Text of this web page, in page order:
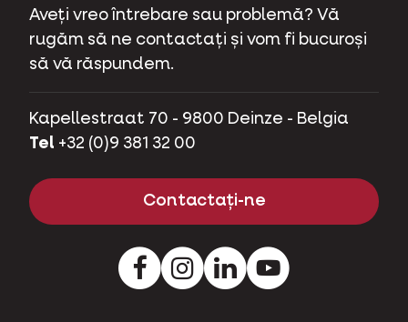
Aveți vreo întrebare sau problemă? Vă
rugăm să ne contactați și vom fi bucuroși
să vă răspundem.
Kapellestraat 70 - 9800 Deinze - Belgia
Tel +32 (0)9 381 32 00
Contactați-ne
FacebookInstagramLinkedInYoutube